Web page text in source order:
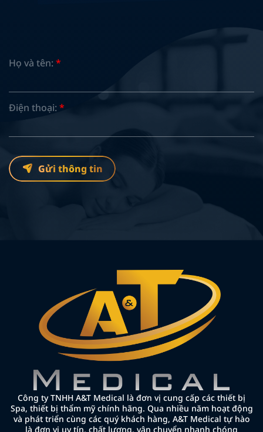
Họ và tên: *
Điện thoại: *
Gửi thông tin
Công ty TNHH A&T Medical là đơn vị cung cấp các thiết bị
Spa, thiết bị thẩm mỹ chính hãng. Qua nhiều năm hoạt động
và phát triển cùng các quý khách hàng, A&T Medical tự hào
là đơn vị uy tín, chất lượng, vận chuyển nhanh chóng